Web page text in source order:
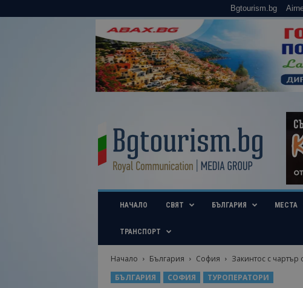
Bgtourism.bg
u
i
b
НАЧАЛО СВЯТ БЪЛГАРИЯ МЕСТА
ТРАНСПОРТ
Начало България София
Закинтос с чартър
БЪЛГАРИЯ
СОФИЯ ТУРОПЕРАТОРИ